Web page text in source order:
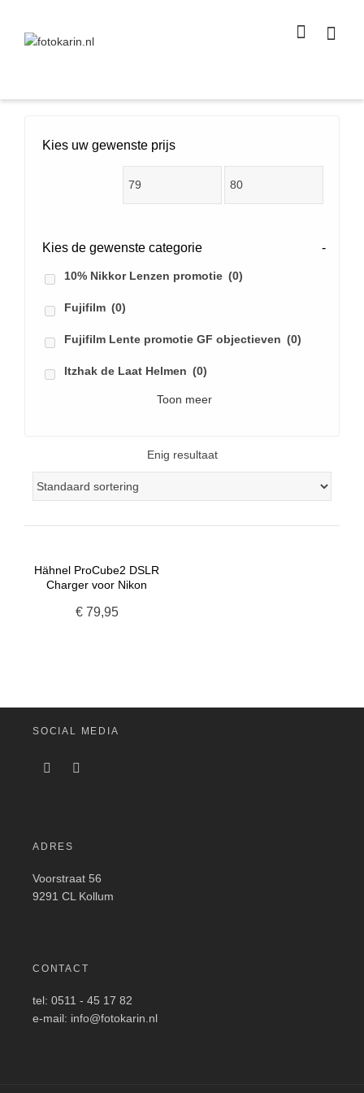
size
Kies uw gewenste prijs
Kies de gewenste categorie -
10% Nikkor Lenzen promotie (0)
Fujifilm (0)
Fujifilm Lente promotie GF objectieven (0)
Itzhak de Laat Helmen (0)
Toon meer
Enig resultaat
Hähnel ProCube2 DSLR
Charger voor Nikon
€79,95
SOCIAL MEDIA
ADRES
Voorstraat 56
9291 CL Kollum
CONTACT
tel: 0511 - 45 17 82
e-mail: info@fotokarin.nl